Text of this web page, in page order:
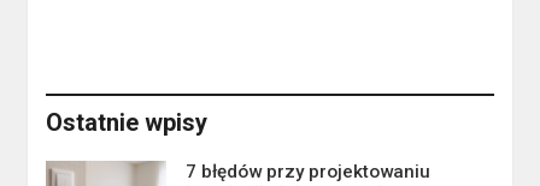
Ostatnie wpisy
7 błędów przy projektowaniu